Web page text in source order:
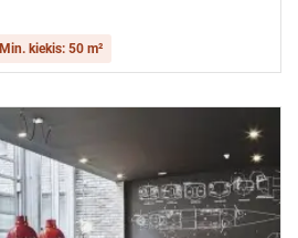
Min. kiekis: 50 m²